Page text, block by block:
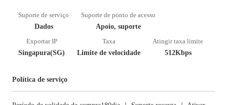
Suporte de serviço
Dados
Suporte de ponto de acesso
Apoio, suporte
Exportar IP
Singapura(SG)
Taxa
Limite de velocidade
Atingir taxa limite
512Kbps
Política de serviço